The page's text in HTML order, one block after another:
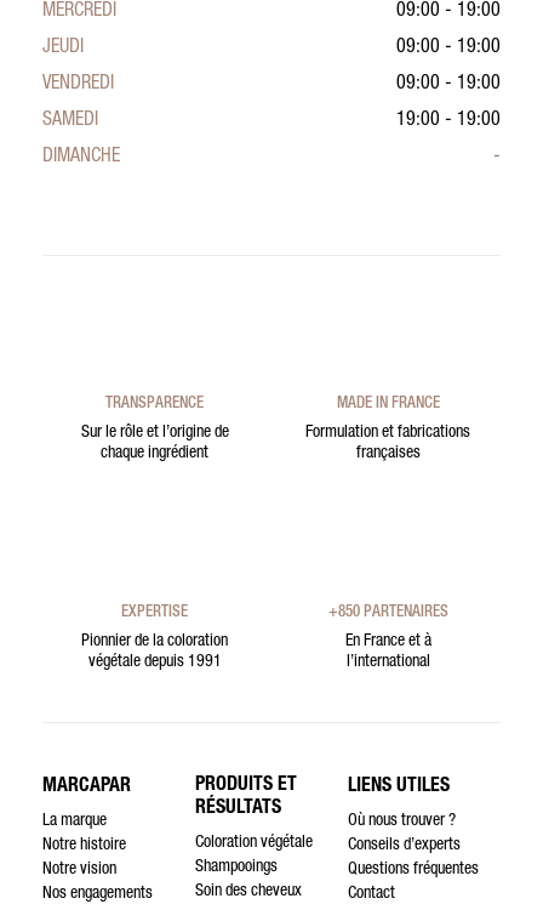
MERCREDI
09:00 - 19:00
JEUDI
09:00 - 19:00
VENDREDI
09:00 - 19:00
SAMEDI
19:00 - 19:00
DIMANCHE
-
TRANSPARENCE
Sur le rôle et l’origine de
chaque ingrédient
MADE IN FRANCE
Formulation et fabrications
françaises
EXPERTISE
Pionnier de la coloration
végétale depuis 1991
+850 PARTENAIRES
En France et à
l’international
MARCAPAR
La marque
Notre histoire
Notre vision
Nos engagements
PRODUITS ET
RÉSULTATS
Coloration végétale
Shampooings
Soin des cheveux
LIENS UTILES
Où nous trouver ?
Conseils d’experts
Questions fréquentes
Contact